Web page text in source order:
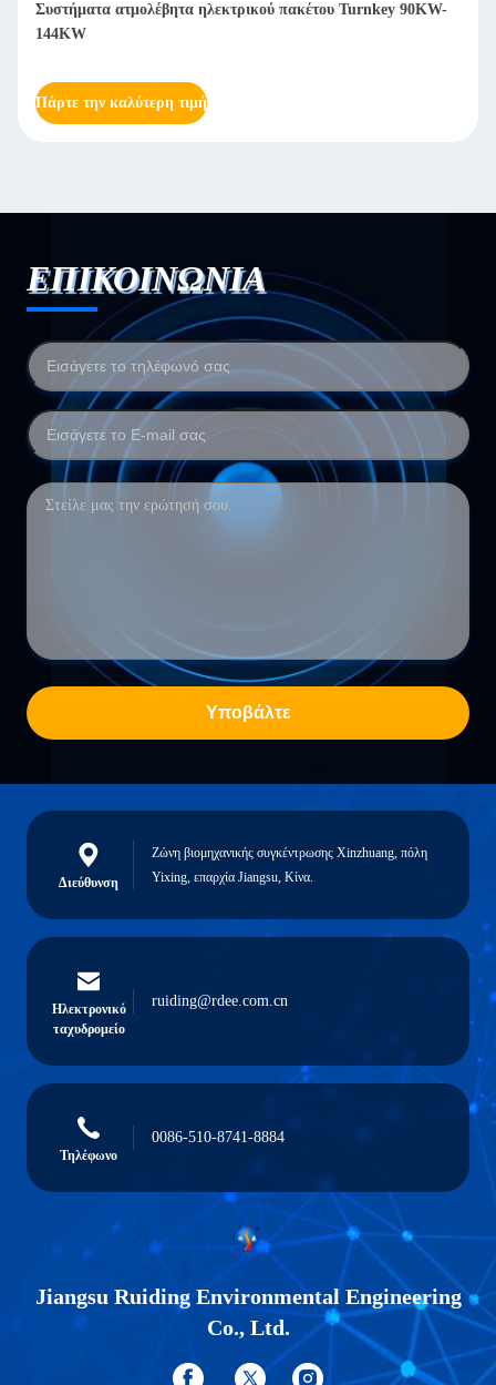
Οικολογικά φιλικά συστήματα λέβητα θερμού νερού με καύση
πετρελαίου / αερίου 1400KW-3500KW
Πάρτε την καλύτερη τιμή
ΕΠΙΚΟΙΝΩΝΙΑ
Υποβάλτε
Διεύθυνση
Ζώνη βιομηχανικής συγκέντρωσης Xinzhuang, πόλη
Yixing, επαρχία Jiangsu, Κίνα.
Ηλεκτρονικό
ταχυδρομείο
ruiding@rdee.com.cn
Τηλέφωνο
0086-510-8741-8884
Jiangsu Ruiding Environmental Engineering
Co., Ltd.